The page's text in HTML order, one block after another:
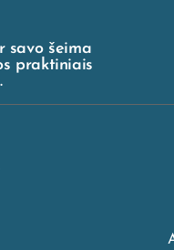
savo šeima
praktiniais